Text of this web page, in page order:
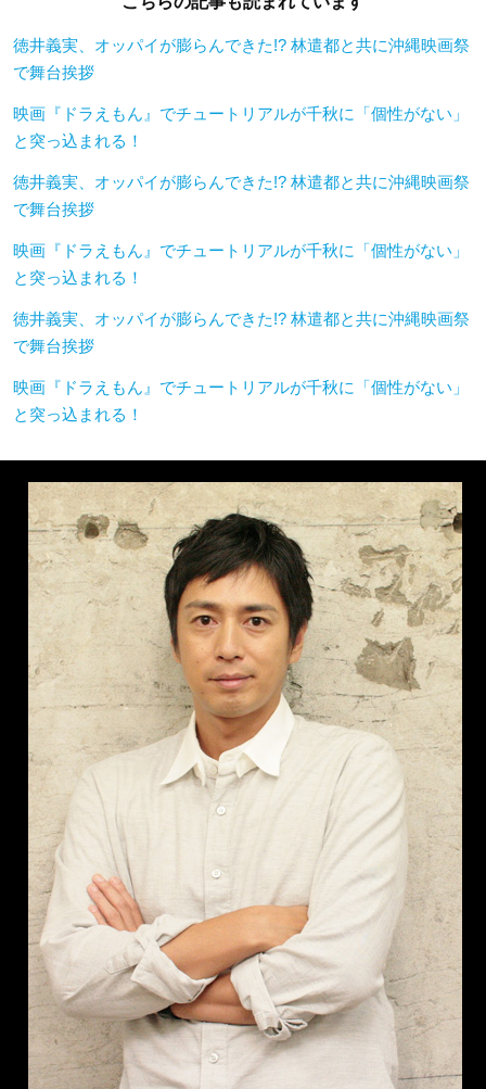
徳井義実、オッパイが膨らんできた!? 林遣都と共に沖縄映画祭
で舞台挨拶
映画『ドラえもん』でチュートリアルが千秋に「個性がない」
と突っ込まれる！
徳井義実、オッパイが膨らんできた!? 林遣都と共に沖縄映画祭
で舞台挨拶
映画『ドラえもん』でチュートリアルが千秋に「個性がない」
と突っ込まれる！
徳井義実、オッパイが膨らんできた!? 林遣都と共に沖縄映画祭
で舞台挨拶
映画『ドラえもん』でチュートリアルが千秋に「個性がない」
と突っ込まれる！